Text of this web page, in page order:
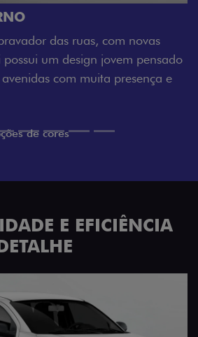
tem sempre uma opção de cor
Escolha entre o Preto Vulcano,
Branco Banchisa, Prata Bari e
E EFICIÊNCIA